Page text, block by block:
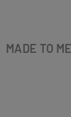
MADE TO